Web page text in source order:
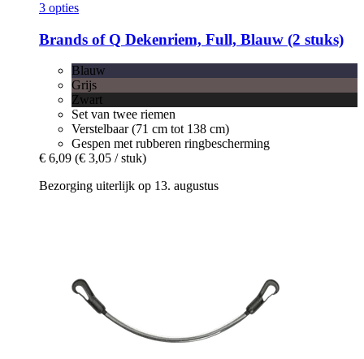
3 opties
Brands of Q Dekenriem, Full, Blauw (2 stuks)
Blauw
Grijs
Zwart
Set van twee riemen
Verstelbaar (71 cm tot 138 cm)
Gespen met rubberen ringbescherming
€ 6,09 (€ 3,05 / stuk)
Bezorging uiterlijk op 13. augustus